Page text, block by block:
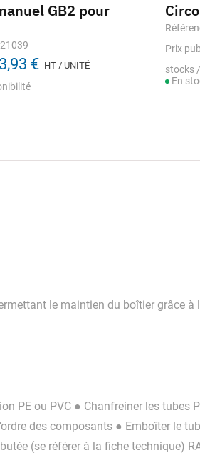
GB2 pour
€ HT / UNITÉ
Prix
stocks
En
le maintien du boîtier grâce
PE ou PVC ● Chanfreiner les tubes
des composants ● Emboîter le
(se référer à la fiche technique)